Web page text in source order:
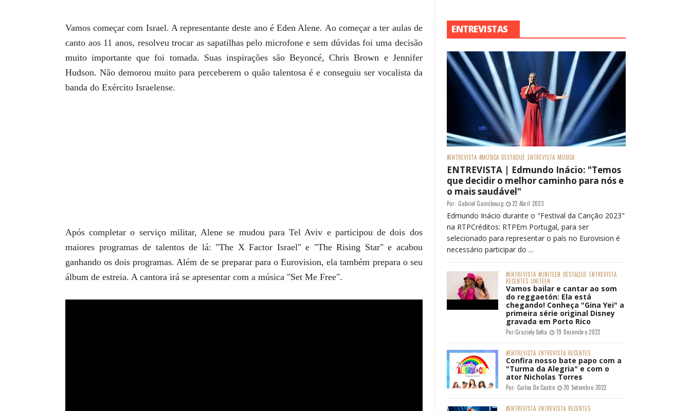
Vamos começar com Israel. A representante deste ano é Eden Alene. Ao começar a ter aulas de
canto aos 11 anos, resolveu trocar as sapatilhas pelo microfone e sem dúvidas foi uma decisão
muito importante que foi tomada. Suas inspirações são Beyoncé, Chris Brown e Jennifer
Hudson. Não demorou muito para perceberem o quão talentosa é e conseguiu ser vocalista da
banda do Exército Israelense.
Após completar o serviço militar, Alene se mudou para Tel Aviv e participou de dois dos
maiores programas de talentos de lá: "The X Factor Israel" e "The Rising Star" e acabou
ganhando os dois programas. Além de se preparar para o Eurovision, ela também prepara o seu
álbum de estreia. A cantora irá se apresentar com a música "Set Me Free".
ENTREVISTAS
#ENTREVISTA #MÚSICA DESTAQUE ENTREVISTA MÚSICA
ENTREVISTA | Edmundo Inácio: "Temos
que decidir o melhor caminho para nós e
o mais saudável"
Por: Gabriel Gainsbourg 22 Abril 2023
Edmundo Inácio durante o "Festival da Canção 2023"
na RTPCréditos: RTPEm Portugal, para ser
selecionado para representar o país no Eurovision é
necessário participar do ...
#ENTREVISTA #UNITEEN DESTAQUE ENTREVISTA
RECENTES UNITEEN
Vamos bailar e cantar ao som
do reggaetón: Ela está
chegando! Conheça "Gina Yei" a
primeira série original Disney
gravada em Porto Rico
Por:Graziely Sofia 19 Dezembro 2022
#ENTREVISTA ENTREVISTA RECENTES
Confira nosso bate papo com a
"Turma da Alegria" e com o
ator Nicholas Torres
Por: Carlos De Castro 20 Setembro 2022
#ENTREVISTA ENTREVISTA RECENTES